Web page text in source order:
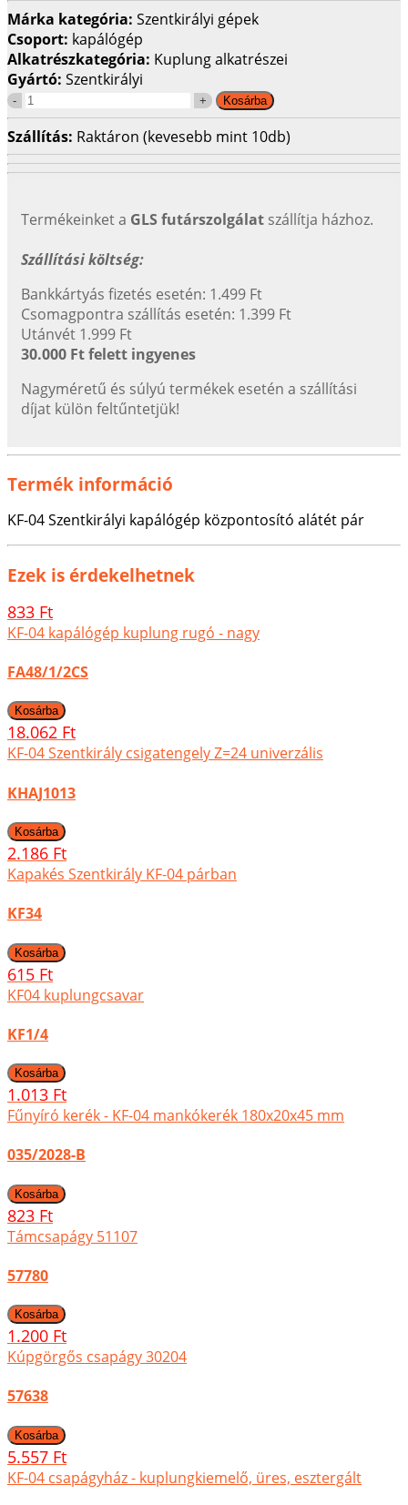
Márka kategória: Szentkirályi gépek
Csoport: kapálógép
Alkatrészkategória: Kuplung alkatrészei
Gyártó: Szentkirályi
Szállítás: Raktáron (kevesebb mint 10db)
Termékeinket a GLS futárszolgálat szállítja házhoz.
Szállítási költség:
Bankkártyás fizetés esetén: 1.499 Ft
Csomagpontra szállítás esetén: 1.399 Ft
Utánvét 1.999 Ft
30.000 Ft felett ingyenes
Nagyméretű és súlyú termékek esetén a szállítási
díjat külön feltűntetjük!
Termék információ
KF-04 Szentkirályi kapálógép központosító alátét pár
Ezek is érdekelhetnek
833 Ft
KF-04 kapálógép kuplung rugó - nagy
FA48/1/2CS
18.062 Ft
KF-04 Szentkirály csigatengely Z=24 univerzális
KHAJ1013
2.186 Ft
Kapakés Szentkirály KF-04 párban
KF34
615 Ft
KF04 kuplungcsavar
KF1/4
1.013 Ft
Fűnyíró kerék - KF-04 mankókerék 180x20x45 mm
035/2028-B
823 Ft
Támcsapágy 51107
57780
1.200 Ft
Kúpgörgős csapágy 30204
57638
5.557 Ft
KF-04 csapágyház - kuplungkiemelő, üres, esztergált